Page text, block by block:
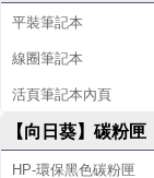
平裝筆記本
線圈筆記本
活頁筆記本內頁
【向日葵】碳粉匣
HP-環保黑色碳粉匣